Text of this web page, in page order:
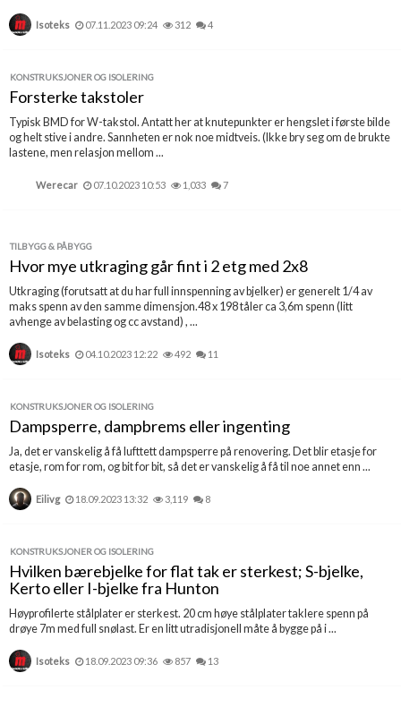
Isoteks 07.11.2023 09:24 312 4
KONSTRUKSJONER OG ISOLERING
Forsterke takstoler
Typisk BMD for W-takstol. Antatt her at knutepunkter er hengslet i første bilde
og helt stive i andre. Sannheten er nok noe midtveis. (Ikke bry seg om de brukte
lastene, men relasjon mellom ...
Werecar 07.10.2023 10:53 1,033 7
TILBYGG & PÅBYGG
Hvor mye utkraging går fint i 2 etg med 2x8
Utkraging (forutsatt at du har full innspenning av bjelker) er generelt 1/4 av
maks spenn av den samme dimensjon.48 x 198 tåler ca 3,6m spenn (litt
avhenge av belasting og cc avstand) , ...
Isoteks 04.10.2023 12:22 492 11
KONSTRUKSJONER OG ISOLERING
Dampsperre, dampbrems eller ingenting
Ja, det er vanskelig å få lufttett dampsperre på renovering. Det blir etasje for
etasje, rom for rom, og bit for bit, så det er vanskelig å få til noe annet enn ...
Eilivg 18.09.2023 13:32 3,119 8
KONSTRUKSJONER OG ISOLERING
Hvilken bærebjelke for flat tak er sterkest; S-bjelke,
Kerto eller I-bjelke fra Hunton
Høyprofilerte stålplater er sterkest. 20 cm høye stålplater taklere spenn på
drøye 7m med full snølast. Er en litt utradisjonell måte å bygge på i ...
Isoteks 18.09.2023 09:36 857 13